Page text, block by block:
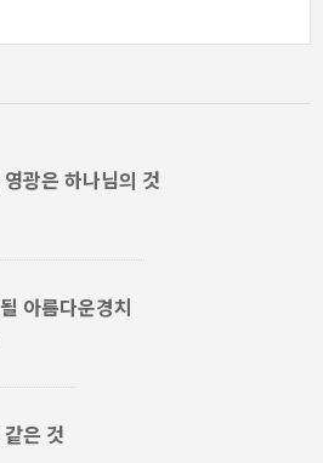
광은 하나님의 것
아름다운경치
은 것